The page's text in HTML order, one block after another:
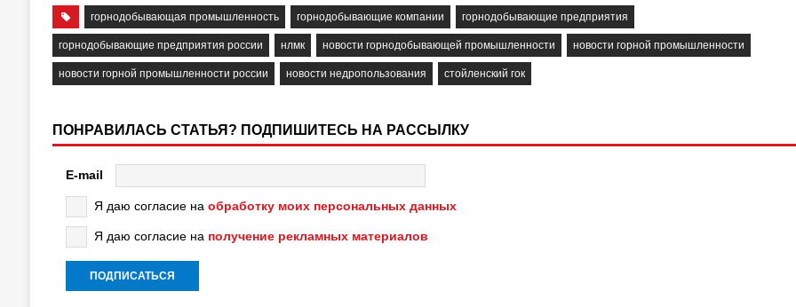
горнодобывающая промышленность горнодобывающие компании горнодобывающие предприятия
горнодобывающие предприятия россии нлмк новости горнодобывающей промышленности новости горной промышленности
новости горной промышленности россии новости недропользования стойленский гок
ПОНРАВИЛАСЬ СТАТЬЯ? ПОДПИШИТЕСЬ НА РАССЫЛКУ
E-mail
Я даю согласие на обработку моих персональных данных
Я даю согласие на получение рекламных материалов